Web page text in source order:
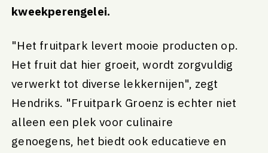
kweekperengelei.
"Het fruitpark levert mooie producten op.
Het fruit dat hier groeit, wordt zorgvuldig
verwerkt tot diverse lekkernijen", zegt
Hendriks. "Fruitpark Groenz is echter niet
alleen een plek voor culinaire
genoegens, het biedt ook educatieve en